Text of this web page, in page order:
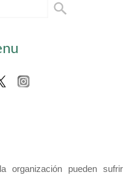
organización pueden sufrir